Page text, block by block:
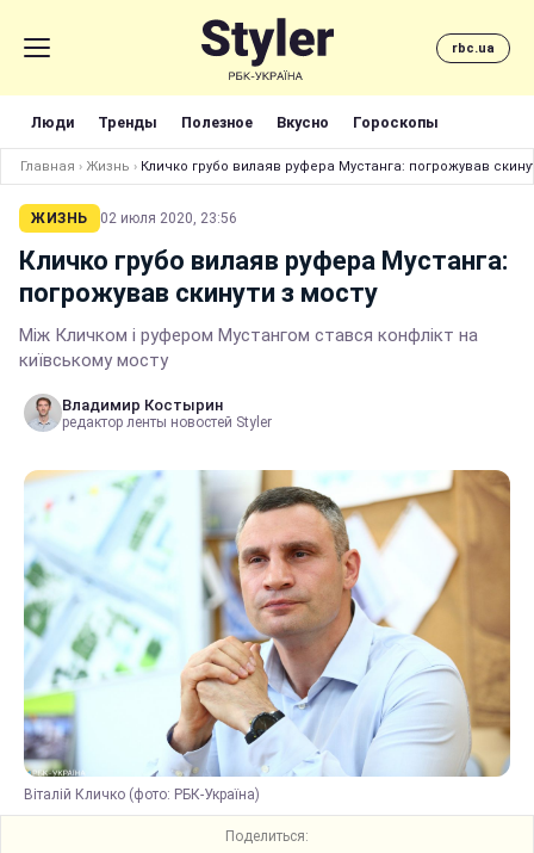
rbc.ua
Люди Тренды Полезное Вкусно Гороскопы
Главная › Жизнь › Кличко грубо вилаяв руфера Мустанга: погрожував
ЖИЗНЬ 02 июля 2020, 23:56
Кличко грубо вилаяв руфера Мустанга:
погрожував скинути з мосту
Між Кличком і руфером Мустангом стався конфлікт на
київському мосту
Владимир Костырин
редактор ленты новостей Styler
Віталій Кличко (фото: РБК-Україна)
Поделиться: